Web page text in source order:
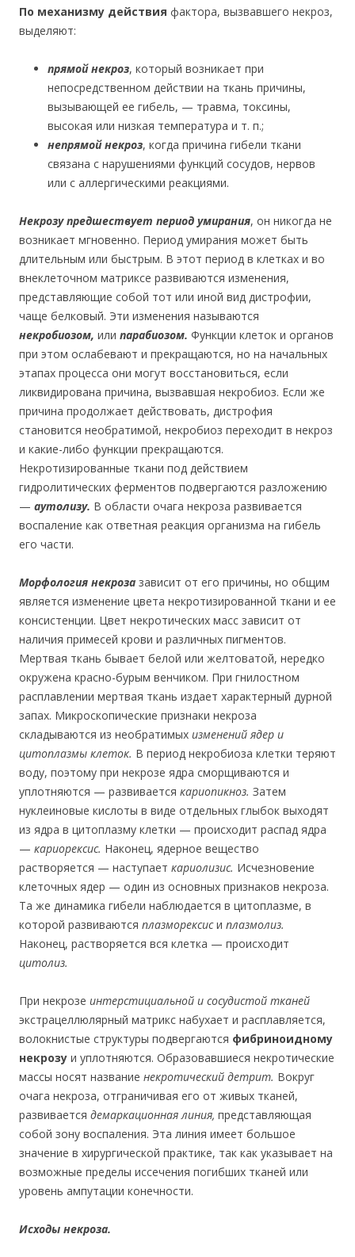
По механизму действия фактора, вызвавшего некроз,
выделяют:
прямой некроз, который возникает при
непосредственном действии на ткань причины,
вызывающей ее гибель, — травма, токсины,
высокая или низкая температура и т. п.;
непрямой некроз, когда причина гибели ткани
связана с нарушениями функций сосудов, нервов
или с аллергическими реакциями.
Некрозу предшествует период умирания, он никогда не
возникает мгновенно. Период умирания может быть
длительным или быстрым. В этот период в клетках и во
внеклеточном матриксе развиваются изменения,
представляющие собой тот или иной вид дистрофии,
чаще белковый. Эти изменения называются
некробиозом, или парабиозом. Функции клеток и органов
при этом ослабевают и прекращаются, но на начальных
этапах процесса они могут восстановиться, если
ликвидирована причина, вызвавшая некробиоз. Если же
причина продолжает действовать, дистрофия
становится необратимой, некробиоз переходит в некроз
и какие-либо функции прекращаются.
Некротизированные ткани под действием
гидролитических ферментов подвергаются разложению
— аутолизу. В области очага некроза развивается
воспаление как ответная реакция организма на гибель
его части.
Морфология некроза зависит от его причины, но общим
является изменение цвета некротизированной ткани и ее
консистенции. Цвет некротических масс зависит от
наличия примесей крови и различных пигментов.
Мертвая ткань бывает белой или желтоватой, нередко
окружена красно-бурым венчиком. При гнилостном
расплавлении мертвая ткань издает характерный дурной
запах. Микроскопические признаки некроза
складываются из необратимых изменений ядер и
цитоплазмы клеток. В период некробиоза клетки теряют
воду, поэтому при некрозе ядра сморщиваются и
уплотняются — развивается кариопикноз. Затем
нуклеиновые кислоты в виде отдельных глыбок выходят
из ядра в цитоплазму клетки — происходит распад ядра
— кариорексис. Наконец, ядерное вещество
растворяется — наступает кариолизис. Исчезновение
клеточных ядер — один из основных признаков некроза.
Та же динамика гибели наблюдается в цитоплазме, в
которой развиваются плазморексиси плазмолиз.
Наконец, растворяется вся клетка — происходит
цитолиз.
При некрозе интерстициальной и сосудистой тканей
экстрацеллюлярный матрикс набухает и расплавляется,
волокнистые структуры подвергаются фибриноидному
некрозу и уплотняются. Образовавшиеся некротические
массы носят название некротический детрит. Вокруг
очага некроза, отграничивая его от живых тканей,
развивается демаркационная линия, представляющая
собой зону воспаления. Эта линия имеет большое
значение в хирургической практике, так как указывает на
возможные пределы иссечения погибших тканей или
уровень ампутации конечности.
Исходы некроза.